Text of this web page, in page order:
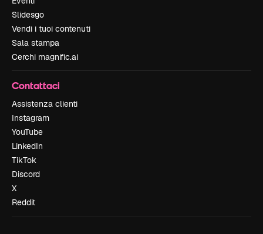
Slidesgo
Vendi i tuoi contenuti
Sala stampa
Cerchi magnific.ai
Contattaci
Assistenza clienti
Instagram
YouTube
LinkedIn
TikTok
Discord
X
Reddit